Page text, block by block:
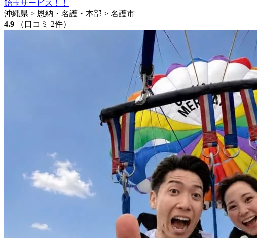
飴玉サービス！！
沖縄県 > 恩納・名護・本部 > 名護市
4.9
（口コミ 2件）